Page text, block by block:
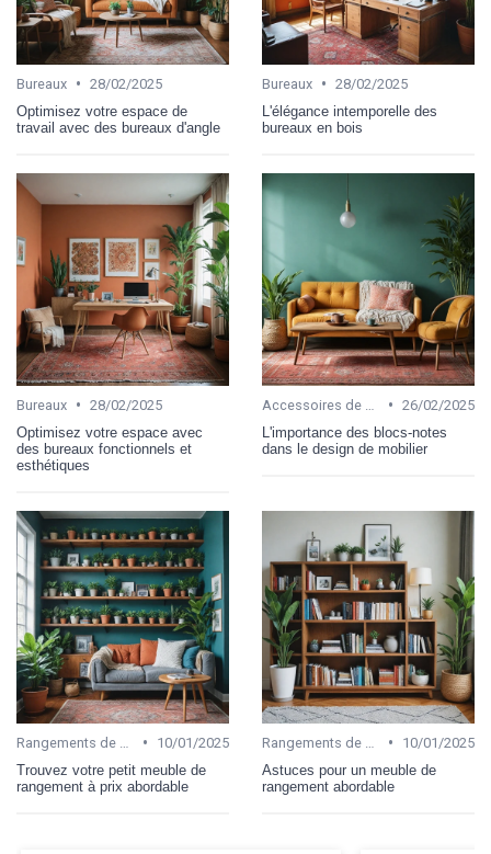
Bureaux • 28/02/2025
Optimisez votre espace de
travail avec des bureaux d'angle
Bureaux • 28/02/2025
L'élégance intemporelle des
bureaux en bois
Bureaux • 28/02/2025
Optimisez votre espace avec
des bureaux fonctionnels et
esthétiques
Accessoires de bureau • 26/02/2025
L'importance des blocs-notes
dans le design de mobilier
Rangements de bureau •
10/01/2025
Trouvez votre petit meuble de
rangement à prix abordable
Rangements de bureau •
10/01/2025
Astuces pour un meuble de
rangement abordable